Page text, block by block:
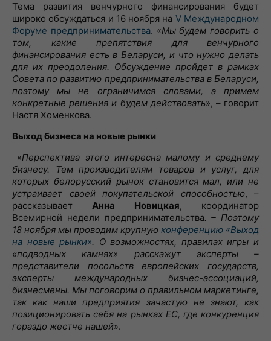
Тема развития венчурного финансирования будет
широко обсуждаться и 16 ноября на V Международном
Форуме предпринимательства. «Мы будем говорить о
том, какие препятствия для венчурного
финансирования есть в Беларуси, и что нужно делать
для их преодоления. Обсуждение пройдет в рамках
Совета по развитию предпринимательства в Беларуси,
поэтому мы не ограничимся словами, а примем
конкретные решения и будем действовать», – говорит
Настя Хоменкова.
Выход бизнеса на новые рынки
«Перспектива этого интересна малому и среднему
бизнесу. Тем производителям товаров и услуг, для
которых белорусский рынок становится мал, или не
устраивает своей покупательской способностью, –
рассказываетАнна Новицкая, координатор
Всемирной недели предпринимательства. – Поэтому
18 ноября мы проводим крупную конференцию «Выход
на новые рынки». О возможностях, правилах игры и
«подводных камнях» расскажут эксперты –
представители посольств европейских государств,
эксперты международных бизнес-ассоциаций,
бизнесмены. Мы поговорим о правильном маркетинге,
так как наши предприятия зачастую не знают, как
позиционировать себя на рынках ЕС, где конкуренция
гораздо жестче нашей».